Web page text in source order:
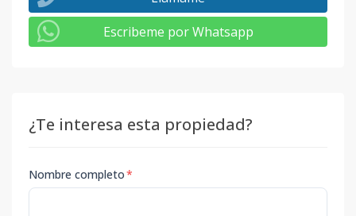
Escribeme por Whatsapp
¿Te interesa esta propiedad?
Nombre completo*